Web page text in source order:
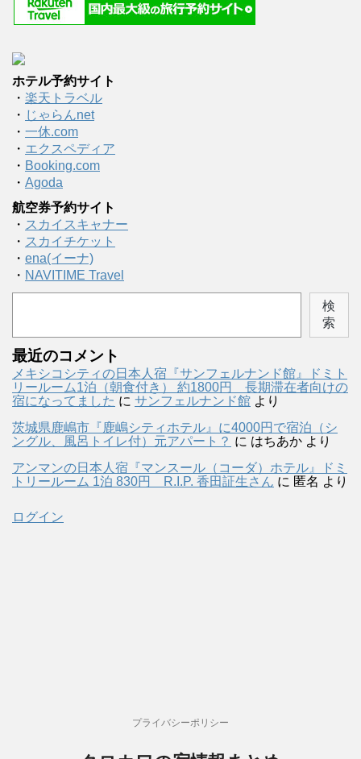
ホテル予約サイト
・ 楽天トラベル
・ じゃらんnet
・ 一休.com
・ エクスペディア
・ Booking.com
・ Agoda
航空券予約サイト
・ スカイスキャナー
・ スカイチケット
・ ena(イーナ)
・ NAVITIME Travel
検
索
最近のコメント
メキシコシティの日本人宿『サンフェルナンド館』ドミト
リールーム1泊（朝食付き） 約1800円 長期滞在者向けの
宿になってました に サンフェルナンド館 より
茨城県鹿嶋市『鹿嶋シティホテル』に4000円で宿泊（シ
ングル、風呂トイレ付）元アパート？ に はちあか より
アンマンの日本人宿『マンスール（コーダ）ホテル』ドミ
トリールーム 1泊 830円 R.I.P. 香田証生さん に 匿名 より
ログイン
プライバシーポリシー